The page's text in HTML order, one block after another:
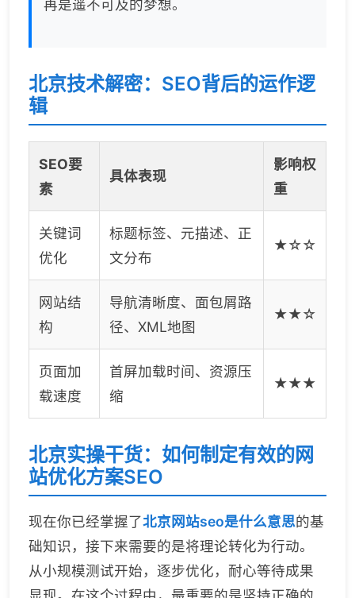
再是遥不可及的梦想。
北京技术解密：SEO背后的运作逻
辑
SEO要
素
具体表现
影响权
重
关键词
优化
标题标签、元描述、正
文分布
★☆☆
网站结
构
导航清晰度、面包屑路
径、XML地图
★★☆
页面加
载速度
首屏加载时间、资源压
缩
★★★
北京实操干货：如何制定有效的网
站优化方案SEO
现在你已经掌握了北京网站seo是什么意思的基
础知识，接下来需要的是将理论转化为行动。
从小规模测试开始，逐步优化，耐心等待成果